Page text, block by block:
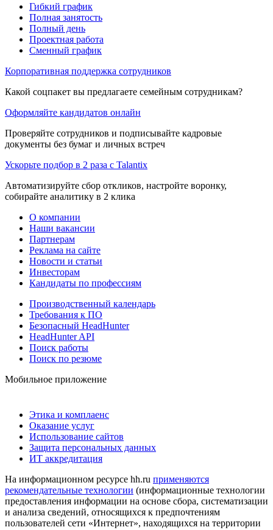
Гибкий график
Полная занятость
Полный день
Проектная работа
Сменный график
Корпоративная поддержка сотрудников
Какой соцпакет вы предлагаете семейным сотрудникам?
Оформляйте кандидатов онлайн
Проверяйте сотрудников и подписывайте кадровые
документы без бумаг и личных встреч
Ускорьте подбор в 2 раза с Talantix
Автоматизируйте сбор откликов, настройте воронку,
собирайте аналитику в 2 клика
О компании
Наши вакансии
Партнерам
Реклама на сайте
Новости и статьи
Инвесторам
Кандидаты по профессиям
Производственный календарь
Требования к ПО
Безопасный HeadHunter
HeadHunter API
Поиск работы
Поиск по резюме
Мобильное приложение
Этика и комплаенс
Оказание услуг
Использование сайтов
Защита персональных данных
ИТ аккредитация
На информационном ресурсе hh.ru применяются
рекомендательные технологии (информационные технологии
предоставления информации на основе сбора, систематизации
и анализа сведений, относящихся к предпочтениям
пользователей сети «Интернет», находящихся на территории